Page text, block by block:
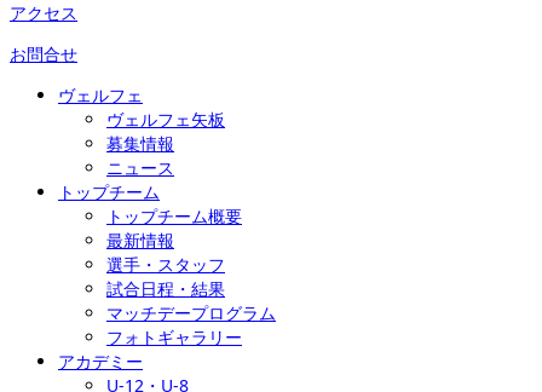
アクセス
お問合せ
ヴェルフェ
ヴェルフェ矢板
募集情報
ニュース
トップチーム
トップチーム概要
最新情報
選手・スタッフ
試合日程・結果
マッチデープログラム
フォトギャラリー
アカデミー
U-12・U-8